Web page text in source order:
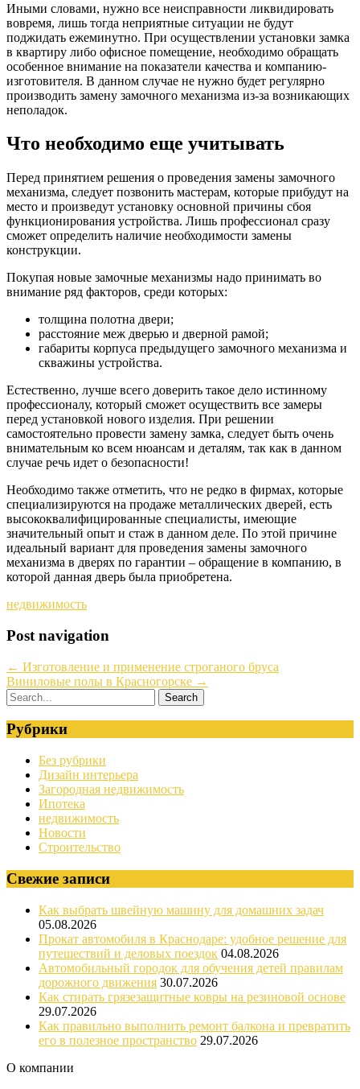
Иными словами, нужно все неисправности ликвидировать
вовремя, лишь тогда неприятные ситуации не будут
поджидать ежеминутно. При осуществлении установки замка
в квартиру либо офисное помещение, необходимо обращать
особенное внимание на показатели качества и компанию-
изготовителя. В данном случае не нужно будет регулярно
производить замену замочного механизма из-за возникающих
неполадок.
Что необходимо еще учитывать
Перед принятием решения о проведения замены замочного
механизма, следует позвонить мастерам, которые прибудут на
место и произведут установку основной причины сбоя
функционирования устройства. Лишь профессионал сразу
сможет определить наличие необходимости замены
конструкции.
Покупая новые замочные механизмы надо принимать во
внимание ряд факторов, среди которых:
толщина полотна двери;
расстояние меж дверью и дверной рамой;
габариты корпуса предыдущего замочного механизма и
скважины устройства.
Естественно, лучше всего доверить такое дело истинному
профессионалу, который сможет осуществить все замеры
перед установкой нового изделия. При решении
самостоятельно провести замену замка, следует быть очень
внимательным ко всем нюансам и деталям, так как в данном
случае речь идет о безопасности!
Необходимо также отметить, что не редко в фирмах, которые
специализируются на продаже металлических дверей, есть
высококвалифицированные специалисты, имеющие
значительный опыт и стаж в данном деле. По этой причине
идеальный вариант для проведения замены замочного
механизма в дверях по гарантии – обращение в компанию, в
которой данная дверь была приобретена.
недвижимость
Post navigation
← Изготовление и применение строганого бруса
Виниловые полы в Красногорске →
Рубрики
Без рубрики
Дизайн интерьера
Загородная недвижимость
Ипотека
недвижимость
Новости
Строительство
Свежие записи
Как выбрать швейную машину для домашних задач
05.08.2026
Прокат автомобиля в Краснодаре: удобное решение для
путешествий и деловых поездок 04.08.2026
Автомобильный городок для обучения детей правилам
дорожного движения 30.07.2026
Как стирать грязезащитные ковры на резиновой основе
29.07.2026
Как правильно выполнить ремонт балкона и превратить
его в полезное пространство 29.07.2026
О компании